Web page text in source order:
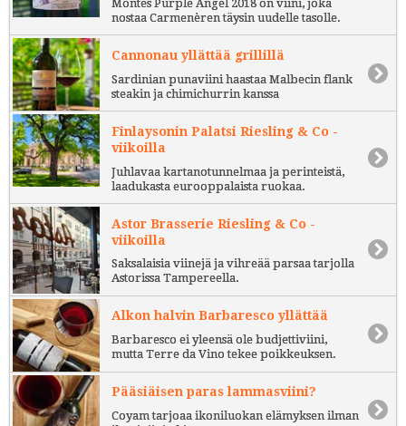
Montes Purple Angel 2018 on viini, joka
nostaa Carmenèren täysin uudelle tasolle.
Cannonau yllättää grillillä
Sardinian punaviini haastaa Malbecin flank
steakin ja chimichurrin kanssa
Finlaysonin Palatsi Riesling & Co -
viikoilla
Juhlavaa kartanotunnelmaa ja perinteistä,
laadukasta eurooppalaista ruokaa.
Astor Brasserie Riesling & Co -
viikoilla
Saksalaisia viinejä ja vihreää parsaa tarjolla
Astorissa Tampereella.
Alkon halvin Barbaresco yllättää
Barbaresco ei yleensä ole budjettiviini,
mutta Terre da Vino tekee poikkeuksen.
Pääsiäisen paras lammasviini?
Coyam tarjoaa ikoniluokan elämyksen ilman